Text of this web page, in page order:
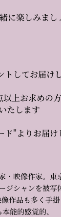
に楽しみまし
トしてお届け
上お求めの
たします
ド"よりお届け
映像作家。東
シャンを被写
作品も多く手掛
能的感覚的、